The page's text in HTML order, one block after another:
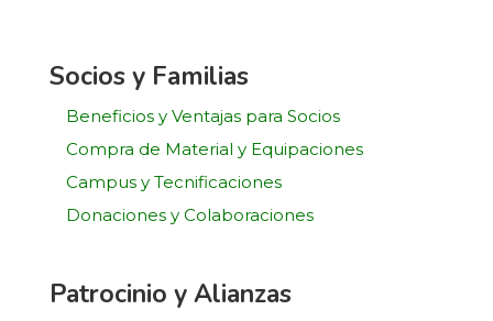
Socios y Familias
Beneficios y Ventajas para Socios
Compra de Material y Equipaciones
Campus y Tecnificaciones
Donaciones y Colaboraciones
Patrocinio y Alianzas